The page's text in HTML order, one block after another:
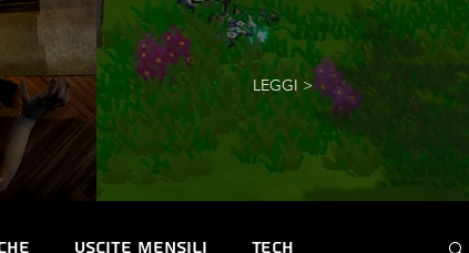
LEGGI >
Uscite mensili Tech